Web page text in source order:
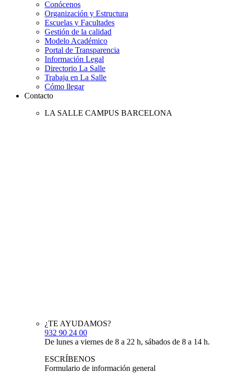
Conócenos
Organización y Estructura
Escuelas y Facultades
Gestión de la calidad
Modelo Académico
Portal de Transparencia
Información Legal
Directorio La Salle
Trabaja en La Salle
Cómo llegar
Contacto
LA SALLE CAMPUS BARCELONA
¿TE AYUDAMOS?
932 90 24 00
De lunes a viernes de 8 a 22 h, sábados de 8 a 14 h.
ESCRÍBENOS
Formulario de información general